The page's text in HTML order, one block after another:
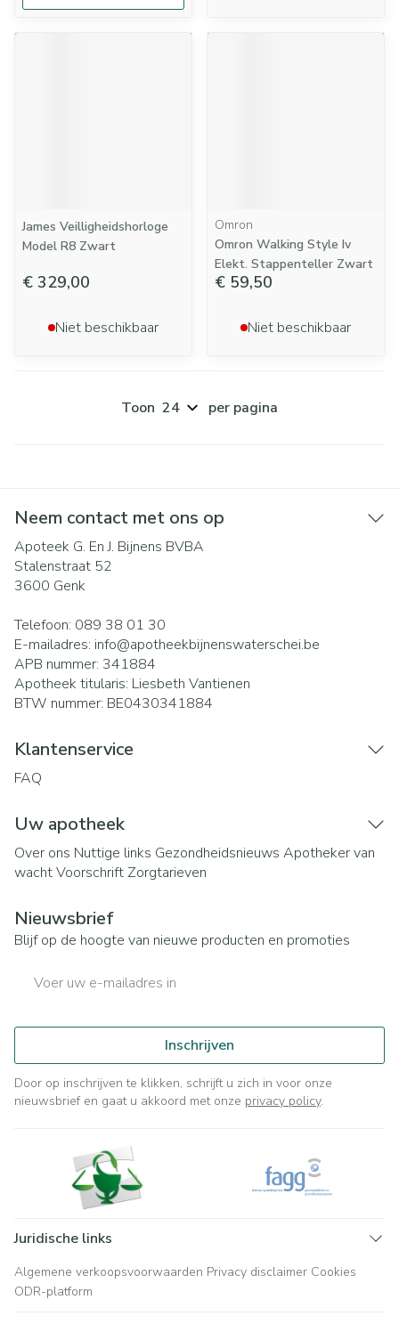
James Veilligheidshorloge
Model R8 Zwart
€ 329,00
Niet beschikbaar
Omron
Omron Walking Style Iv
Elekt. Stappenteller Zwart
€ 59,50
Niet beschikbaar
Toon per pagina
Neem contact met ons op
Apoteek G. En J. Bijnens BVBA
Stalenstraat 52
3600 Genk
Telefoon: 089 38 01 30
E-mailadres: info@apotheekbijnenswaterschei.be
APB nummer: 341884
Apotheek titularis: Liesbeth Vantienen
BTW nummer: BE0430341884
Klantenservice
FAQ
Uw apotheek
Over ons Nuttige links Gezondheidsnieuws Apotheker van
wachtVoorschrift Zorgtarieven
Nieuwsbrief
Blijf op de hoogte van nieuwe producten en promoties
Inschrijven
Door op inschrijven te klikken, schrijft u zich in voor onze
nieuwsbrief en gaat u akkoord met onze privacy policy.
Juridische links
Algemene verkoopsvoorwaarden Privacy disclaimer Cookies
ODR-platform